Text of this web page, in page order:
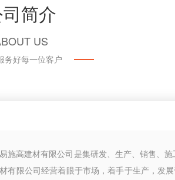
简介
US
务好每一位客户
施高建材有限公司是集研发、生产、销售、
有限公司经营着眼于市场，着手于生产，发